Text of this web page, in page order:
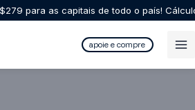
para as capitais de todo o país!
apoie e compre